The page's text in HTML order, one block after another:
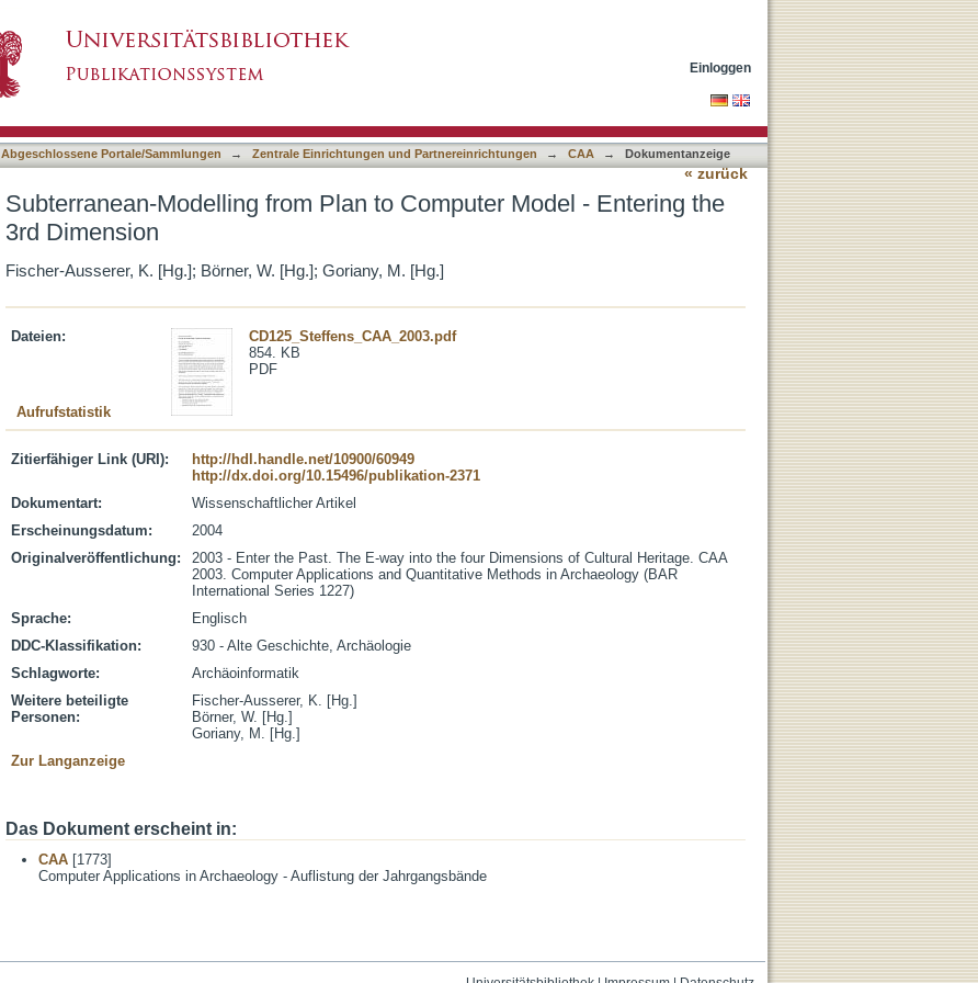
Einloggen
Abgeschlossene Portale/Sammlungen → Zentrale Einrichtungen und Partnereinrichtungen → CAA → Dokumentanzeige
« zurück
Subterranean-Modelling from Plan to Computer Model - Entering the
3rd Dimension
Fischer-Ausserer, K. [Hg.]; Börner, W. [Hg.]; Goriany, M. [Hg.]
Dateien:
CD125_Steffens_CAA_2003.pdf
854. KB
PDF
Aufrufstatistik
Zitierfähiger Link (URI):
http://hdl.handle.net/10900/60949
http://dx.doi.org/10.15496/publikation-2371
Dokumentart:
Wissenschaftlicher Artikel
Erscheinungsdatum:
2004
Originalveröffentlichung:
2003 - Enter the Past. The E-way into the four Dimensions of Cultural Heritage. CAA
2003. Computer Applications and Quantitative Methods in Archaeology (BAR
International Series 1227)
Sprache:
Englisch
DDC-Klassifikation:
930 - Alte Geschichte, Archäologie
Schlagworte:
Archäoinformatik
Weitere beteiligte
Personen:
Fischer-Ausserer, K. [Hg.]
Börner, W. [Hg.]
Goriany, M. [Hg.]
Zur Langanzeige
Das Dokument erscheint in:
CAA [1773]
Computer Applications in Archaeology - Auflistung der Jahrgangsbände